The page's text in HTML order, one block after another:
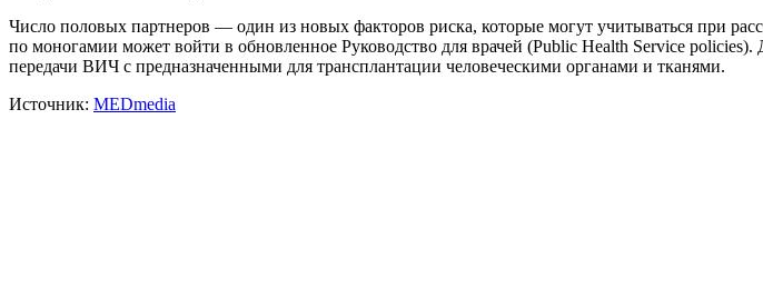
Число половых партнеров — один из новых факторов риска, которые могут учитываться при
по моногамии может войти в обновленное Руководство для врачей (Public Health Service
передачи ВИЧ с предназначенными для трансплантации человеческими органами и тканями.
Источник: MEDmedia